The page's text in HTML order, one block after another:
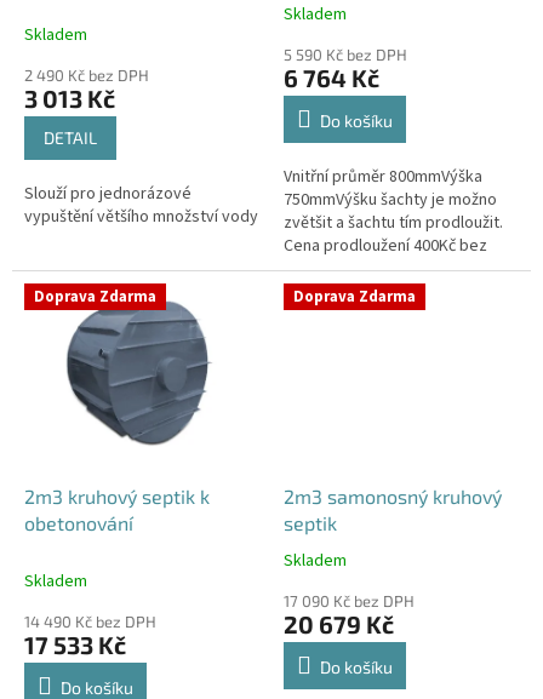
Skladem
2 490 Kč bez DPH
3 013 Kč
DETAIL
Slouží pro jednorázové
vypuštění většího množství vody
Průměrné
produktu
je
4,0
hvězdiček.
Skladem
5 590 Kč bez DPH
6 764 Kč
Do košíku
Vnitřní průměr 800mmVýška
750mmVýšku šachty je možno
zvětšit a šachtu tím prodloužit.
Cena prodloužení 400Kč bez
DPH/10cm.V případě potřeby
prodloužení šachty napište
svůj...
Doprava Zdarma
2m3 kruhový septik k
obetonování
Skladem
14 490 Kč bez DPH
17 533 Kč
Do košíku
Doprava Zdarma
2m3 samonosný kruhový
septik
Průměrné
produktu
je
4,6
Skladem
17 090 Kč bez DPH
20 679 Kč
Do košíku